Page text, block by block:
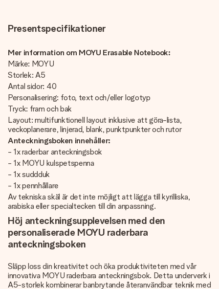
Presentspecifikationer
Mer information om MOYU Erasable Notebook:
Märke: MOYU
Storlek: A5
Antal sidor: 40
Personalisering: foto, text och/eller logotyp
Tryck: fram och bak
Layout: multifunktionell layout inklusive att göra-lista,
veckoplanerare, linjerad, blank, punktpunkter och rutor
Anteckningsboken innehåller:
- 1x raderbar anteckningsbok
- 1x MOYU kulspetspenna
- 1x suddduk
- 1x pennhållare
Av tekniska skäl är det inte möjligt att lägga till kyrilliska,
arabiska eller specialtecken till din anpassning.
Höj anteckningsupplevelsen med den
personaliserade MOYU raderbara
anteckningsboken
Släpp loss din kreativitet och öka produktiviteten med vår
innovativa MOYU raderbara anteckningsbok. Detta underverk i
A5-storlek kombinerar banbrytande återanvändbar teknik med